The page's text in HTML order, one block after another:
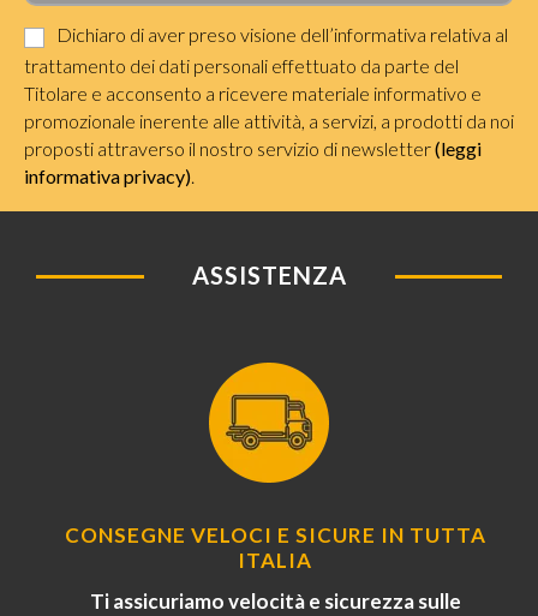
Dichiaro di aver preso visione dell’informativa relativa al
trattamento dei dati personali effettuato da parte del
Titolare e acconsento a ricevere materiale informativo e
promozionale inerente alle attività, a servizi, a prodotti da noi
proposti attraverso il nostro servizio di newsletter(leggi
informativa privacy).
ASSISTENZA
CONSEGNE VELOCI E SICURE IN TUTTA
ITALIA
Ti assicuriamo velocità e sicurezza sulle